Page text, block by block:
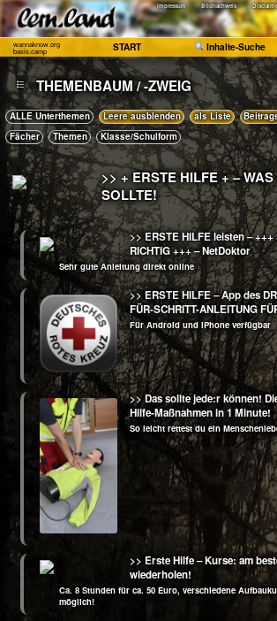
Impressum Bildnachweis
wannaknow.org
basis.camp START Inhalte-Suche
THEMENBAUM / -ZWEIG
ALLE Unterthemen Leere ausblenden als Liste
Fächer
Themen Klasse/Schulform
>> + ERSTE HILFE + –
SOLLTE!
>> ERSTE HILFE leisten –+++
RICHTIG +++– NetDoktor
Sehr gute Anleitung direkt online
>> ERSTE HILFE – App des
FÜR-SCHRITT-ANLEITUNG
Für Android und iPhone verfügbar
>> Das sollte jede:r können!
Hilfe-Maßnahmen in 1 Minute!
So leicht rettest du ein
>> Erste Hilfe – Kurse: am
wiederholen!
Ca. 8 Stunden für ca. 50 Euro, verschiedene
möglich!